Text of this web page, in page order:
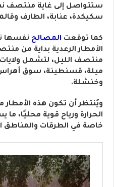
ستتواصل إلى غاية منتصف
سكيكدة، عنابة، الطارف
كما توقعت المصالح نفسها
الأمطار الرعدية بداية من
منتصف الليل، لتشمل
ميلة، قسنطينة، سوق أهراس،
وخنشلة.
ويُنتظر أن تكون هذه
الحرارة ورياح قوية محليًا،
خاصة في الطرقات والمناطق